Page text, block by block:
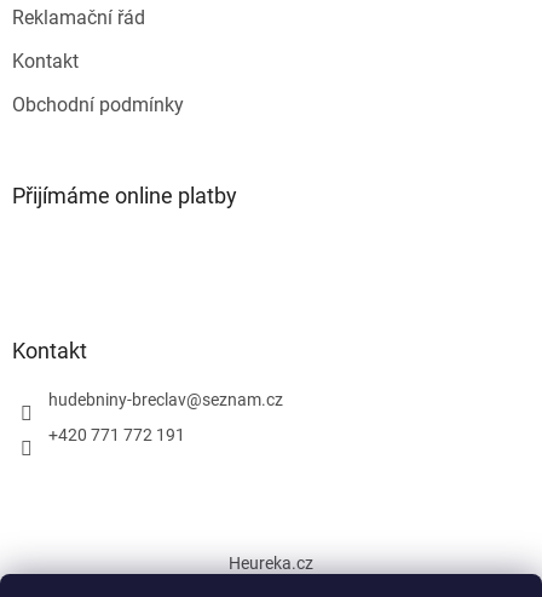
Reklamační řád
Kontakt
Obchodní podmínky
Přijímáme online platby
Kontakt
hudebniny-breclav@seznam.cz
+420 771 772 191
Heureka.cz